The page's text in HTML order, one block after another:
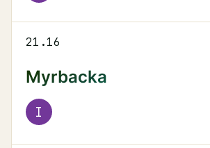
21.16
Myrbacka
I